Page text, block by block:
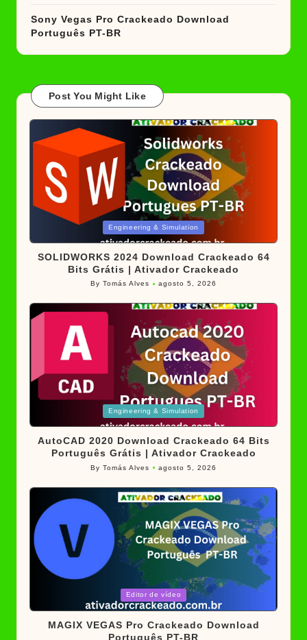
Sony Vegas Pro Crackeado Download
Português PT-BR
Post You Might Like
in
Engineering & Simulation
SOLIDWORKS 2024 Download Crackeado 64
Bits Grátis | Ativador Crackeado
Posted
ByTomás Alves agosto 5, 2026
in
Engineering & Simulation
AutoCAD 2020 Download Crackeado 64 Bits
Português Grátis | Ativador Crackeado
Posted
ByTomás Alves agosto 5, 2026
in
Editor de vídeo
MAGIX VEGAS Pro Crackeado Download
Português PT-BR